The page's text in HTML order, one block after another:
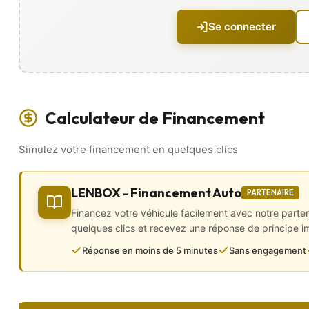
• Jantes alu
• Lunette arrière dégivrante
• Peinture métallisée
• Projecteurs xénon
• Radar de recul
• Rétroviseurs électriques, dégivrants et rabattables
Intérieur
• Virtual Cockpit
• Accoudoirs central avant et arrière
• Baguettes de seuil de porte en alu
• Banquette 1/3 – 2/3
• ⁠Boite 6 vitesses
• Boîte automatique
• Caméra de recul
• Ciel de pavillon noir
• Direction assistée
Se connecter
Calculateur de Financement
Simulez votre financement en quelques clics
LENBOX - Financement Auto PARTENAIRE
Financez votre véhicule facilement avec notre
quelques clics et recevez une réponse de principe
Réponse en moins de 5 minutes Sans engagement